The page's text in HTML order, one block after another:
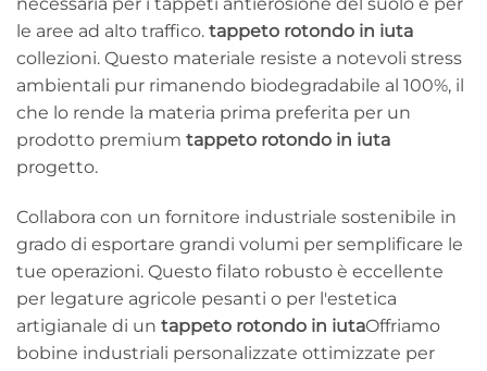
le aree ad alto traffico. tappeto rotondo in iuta
collezioni. Questo materiale resiste a notevoli stress
ambientali pur rimanendo biodegradabile al 100%, il
che lo rende la materia prima preferita per un
prodotto premium tappeto rotondo in iuta
progetto.
Collabora con un fornitore industriale sostenibile in
grado di esportare grandi volumi per semplificare le
tue operazioni. Questo filato robusto è eccellente
per legature agricole pesanti o per l'estetica
artigianale di un tappeto rotondo in iutaOffriamo
bobine industriali personalizzate ottimizzate per